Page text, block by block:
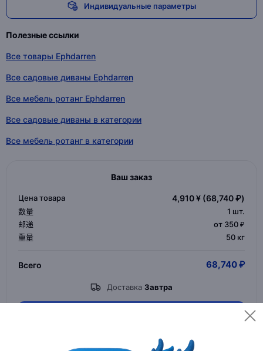
Индивидуальные параметры
Полезные ссылки
Все товары Ephdarren
Все садовые диваны Ephdarren
Все мебель ротанг Ephdarren
Все садовые диваны в категории
Все мебель ротанг в категории
Ваш заказ
Цена товара 4,910 ¥ (68,740 ₽)
数量 1 шт.
邮递
от 350 ₽
重量
50 кг
Всего 68,740 ₽
Доставка Завтра
Купить сейчас